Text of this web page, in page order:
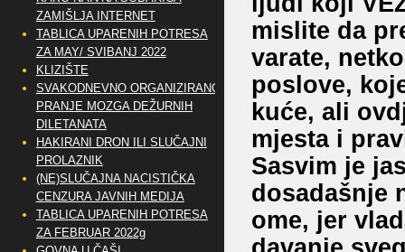
mislite da
varate,
poslove,
kuće, ali
mjesta i
Sasvim je
dosadašnje
ome, jer
ZAMIŠLJA INTERNET
TABLICA UPARENIH POTRESA
ZA MAY/ SVIBANJ 2022
KLIZIŠTE
SVAKODNEVNO ORGANIZIRANO
PRANJE MOZGA DEŽURNIH
DILETANATA
HAKIRANI DRON ILI SLUČAJNI
PROLAZNIK
(NE)SLUČAJNA NACISTIČKA
CENZURA JAVNIH MEDIJA
TABLICA UPARENIH POTRESA
ZA FEBRUAR 2022g